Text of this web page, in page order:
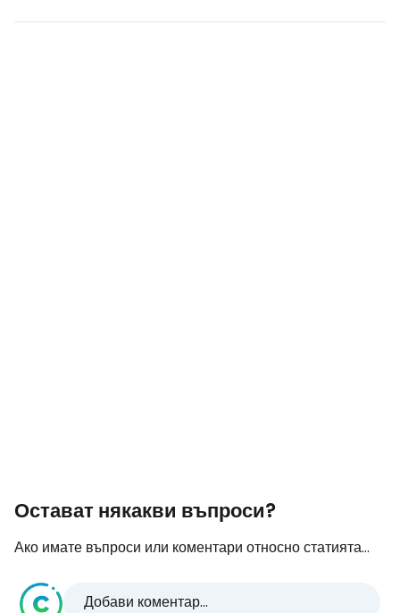
Остават някакви въпроси?
Ако имате въпроси или коментари относно статията...
Добави коментар...